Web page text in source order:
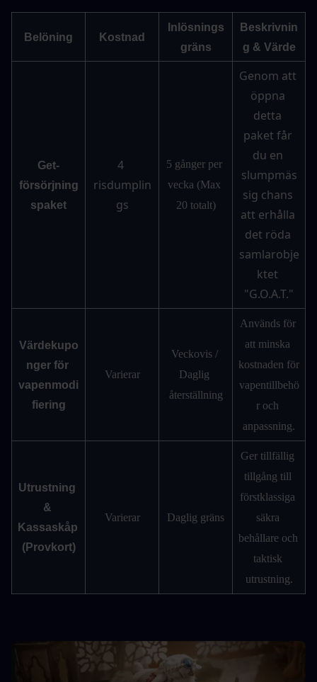
Belöning Kostnad
Inlösnings
gräns
Beskrivnin
g & Värde
Get-
försörjning
spaket
4
risdumplin
gs
5 gånger per
vecka (Max
20 totalt)
Genom att
öppna
detta
paket får
du en
slumpmäs
sig chans
att erhålla
det röda
samlarobje
ktet
"G.O.A.T."
Värdekupo
nger för
vapenmodi
fiering
Varierar
Veckovis /
Daglig
återställning
Används för
att minska
kostnaden för
vapentillbehö
r och
anpassning.
Utrustning
&
Kassaskåp
(Provkort)
Varierar Daglig gräns
Ger tillfällig
tillgång till
förstklassiga
säkra
behållare och
taktisk
utrustning.